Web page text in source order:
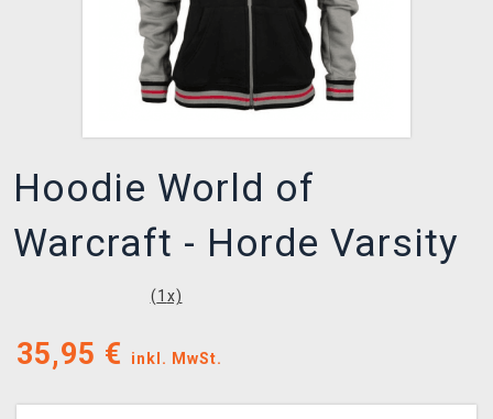
Hoodie World of
Warcraft - Horde Varsity
(1 x)
35,95 € inkl. MwSt.